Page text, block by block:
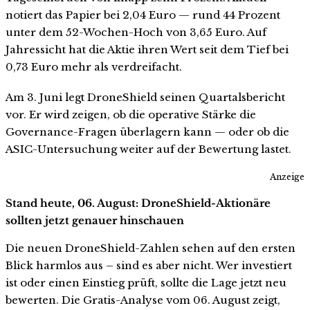
notiert das Papier bei 2,04 Euro — rund 44 Prozent
unter dem 52-Wochen-Hoch von 3,65 Euro. Auf
Jahressicht hat die Aktie ihren Wert seit dem Tief bei
0,73 Euro mehr als verdreifacht.
Am 3. Juni legt DroneShield seinen Quartalsbericht
vor. Er wird zeigen, ob die operative Stärke die
Governance-Fragen überlagern kann — oder ob die
ASIC-Untersuchung weiter auf der Bewertung lastet.
Anzeige
Stand heute, 06. August: DroneShield-Aktionäre
sollten jetzt genauer hinschauen
Die neuen DroneShield-Zahlen sehen auf den ersten
Blick harmlos aus – sind es aber nicht. Wer investiert
ist oder einen Einstieg prüft, sollte die Lage jetzt neu
bewerten. Die Gratis-Analyse vom 06. August zeigt,